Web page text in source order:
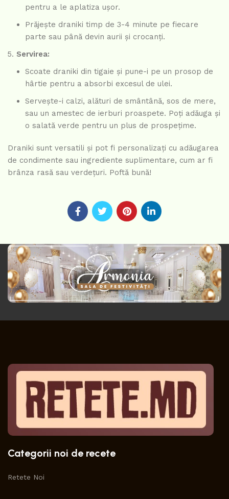
pentru a le aplatiza ușor.
Prăjește draniki timp de 3-4 minute pe fiecare
parte sau până devin aurii și crocanți.
Servirea:
Scoate draniki din tigaie și pune-i pe un prosop de
hârtie pentru a absorbi excesul de ulei.
Servește-i calzi, alături de smântână, sos de mere,
sau un amestec de ierburi proaspete. Poți adăuga și
o salată verde pentru un plus de prospețime.
Draniki sunt versatili și pot fi personalizați cu adăugarea
de condimente sau ingrediente suplimentare, cum ar fi
brânza rasă sau verdețuri. Poftă bună!
Categorii noi de recete
Retete Noi